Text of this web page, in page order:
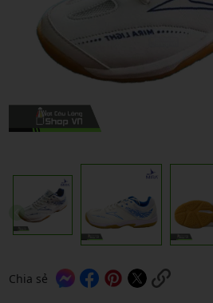
Chia sẻ